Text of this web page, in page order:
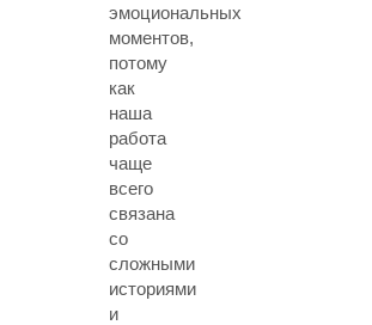
эмоциональных
моментов,
потому
как
наша
работа
чаще
всего
связана
со
сложными
историями
и